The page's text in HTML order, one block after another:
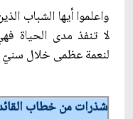
واعلموا أيها الشباب
لا تنفذ مدى الحياة
لنعمة عظمى خلال سنيّ
شذرات من خطاب